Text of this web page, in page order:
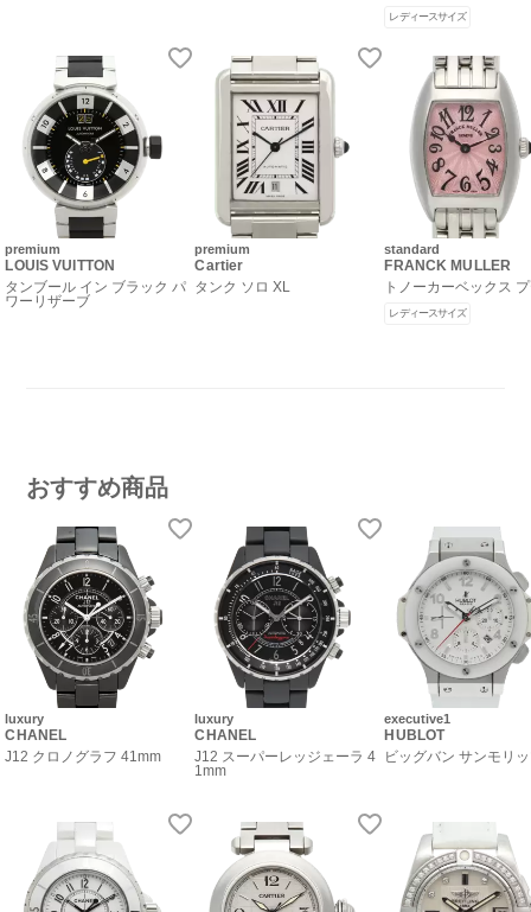
premium
LOUIS VUITTON
タンブール イン ブラック パ
ワーリザーブ
premium
Cartier
タンク ソロ XL
レディースサイズ
standard
FRANCK MULLER
トノーカーベックス
レディースサイズ
おすすめ商品
luxury
CHANEL
J12 クロノグラフ 41mm
luxury
CHANEL
J12 スーパーレッジェーラ 4
1mm
executive1
HUBLOT
ビッグバン サンモリ